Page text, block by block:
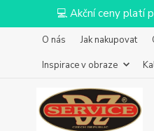
💻 Akční ceny platí
O nás Jak nakupovat
Inspirace v obraze